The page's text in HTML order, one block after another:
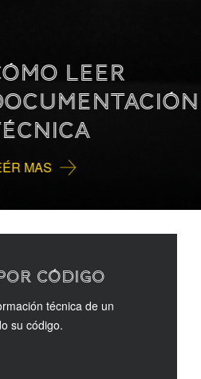
CÓDIGO
técnica de un
su código.